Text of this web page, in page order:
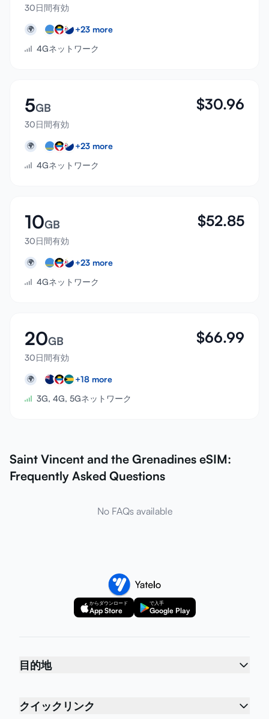
30日間有効
🌍 +23 more
4Gネットワーク
5GB
30日間有効
$30.96
🌍 +23 more
4Gネットワーク
10GB
30日間有効
$52.85
🌍 +23 more
4Gネットワーク
20GB
30日間有効
$66.99
🌍 +18 more
3G, 4G, 5Gネットワーク
Saint Vincent and the Grenadines eSIM:
Frequently Asked Questions
No FAQs available
からダウンロード
App Store
で入手
Google Play
目的地
クイックリンク